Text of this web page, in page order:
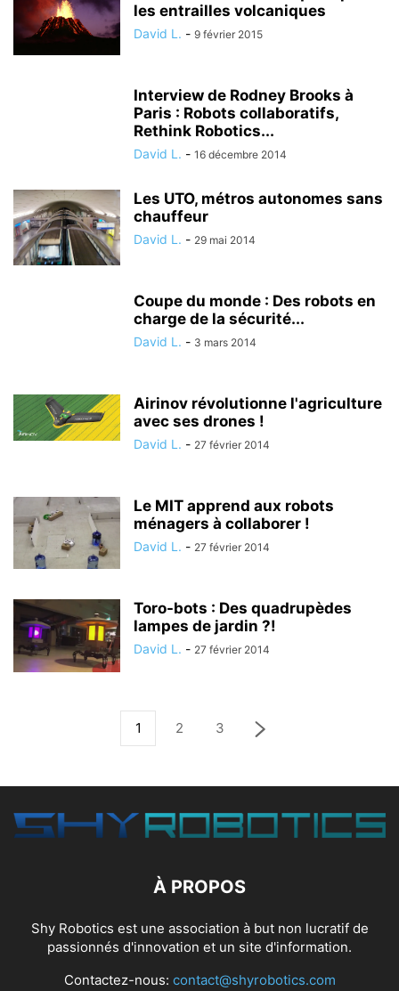
les entrailles volcaniques
David L. - 9 février 2015
Interview de Rodney Brooks à
Paris : Robots collaboratifs,
Rethink Robotics...
David L. - 16 décembre 2014
Les UTO, métros autonomes sans
chauffeur
David L. - 29 mai 2014
Coupe du monde : Des robots en
charge de la sécurité...
David L. - 3 mars 2014
Airinov révolutionne l'agriculture
avec ses drones !
David L. - 27 février 2014
Le MIT apprend aux robots
ménagers à collaborer !
David L. - 27 février 2014
Toro-bots : Des quadrupèdes
lampes de jardin ?!
David L. - 27 février 2014
1 2 3
À PROPOS
Shy Robotics est une association à but non lucratif de
passionnés d'innovation et un site d'information.
Contactez-nous: contact@shyrobotics.com